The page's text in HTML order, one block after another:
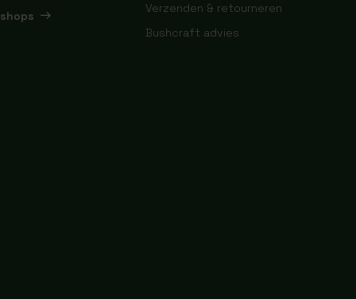
Verzenden & retourneren
Bushcraft advies